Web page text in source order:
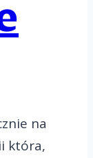
na
która,